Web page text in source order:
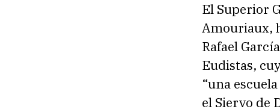
El Superior
Amouriaux,
Rafael
Eudistas,
“una
el Siervo de